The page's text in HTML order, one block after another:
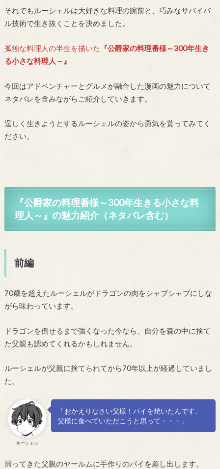
それでもルーシェルは大好きな料理の腕前と、巧みなサバイバ
ル技術で生き抜くことを決めました。
孤独な料理人の半生を描いた
『公爵家の料理番様～300年生き
る小さな料理人～』
今回はアドベンチャーとグルメが融合した漫画の魅力について
ネタバレを含みながらご紹介していきます。
逞しく生きようとするルーシェルの姿から勇気を貰ってみてく
ださい。
『公爵家の料理番様～300年生きる小さな料
理人～』の魅力紹介（ネタバレ含む）
前編
70歳を超えたルーシェルがドラゴンの肉をシャブシャブにしな
がら味わっています。
ドラゴンを倒せるまで強くなった今なら、自分を森の中に捨て
た父親も認めてくれるかもしれません。
ルーシェルが父親に捨てられてから70年以上が経過していまし
た。
ルーシェル
「おかえりなさい父様！パイを焼いたんです、
父様に食べていただこうと思って・・・」
帰ってきた父親のヤールムに手作りのパイを差し出します。